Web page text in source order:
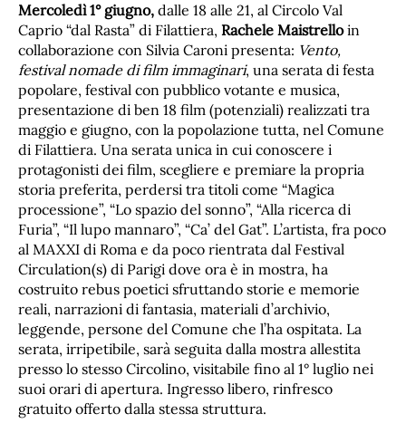
Mercoledì 1° giugno, dalle 18 alle 21, al Circolo Val
Caprio “dal Rasta” di Filattiera, Rachele Maistrelloin
collaborazione con Silvia Caroni presenta: Vento,
festival nomade di film immaginari, una serata di festa
popolare, festival con pubblico votante e musica,
presentazione di ben 18 film (potenziali) realizzati tra
maggio e giugno, con la popolazione tutta, nel Comune
di Filattiera. Una serata unica in cui conoscere i
protagonisti dei film, scegliere e premiare la propria
storia preferita, perdersi tra titoli come “Magica
processione”, “Lo spazio del sonno”, “Alla ricerca di
Furia”, “Il lupo mannaro”, “Ca’ del Gat”. L’artista, fra poco
al MAXXI di Roma e da poco rientrata dal Festival
Circulation(s) di Parigi dove ora è in mostra, ha
costruito rebus poetici sfruttando storie e memorie
reali, narrazioni di fantasia, materiali d’archivio,
leggende, persone del Comune che l’ha ospitata. La
serata, irripetibile, sarà seguita dalla mostra allestita
presso lo stesso Circolino, visitabile fino al 1° luglio nei
suoi orari di apertura. Ingresso libero, rinfresco
gratuito offerto dalla stessa struttura.